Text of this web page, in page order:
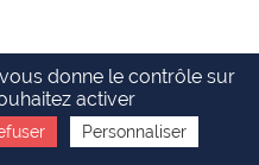
donne le contrôle sur
activer
Personnaliser